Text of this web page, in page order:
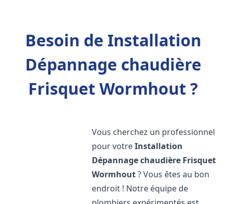
Besoin de Installation
Dépannage chaudière
Frisquet Wormhout ?
Vous cherchez un professionnel
pour votreInstallation
Dépannage chaudière Frisquet
Wormhout? Vous êtes au bon
endroit ! Notre équipe de